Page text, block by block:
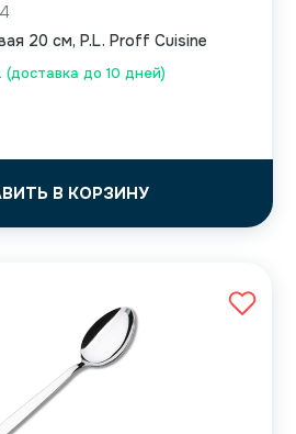
(доставка до 10 дней)
20 см, P.L. Proff Cuisine
В КОРЗИНУ